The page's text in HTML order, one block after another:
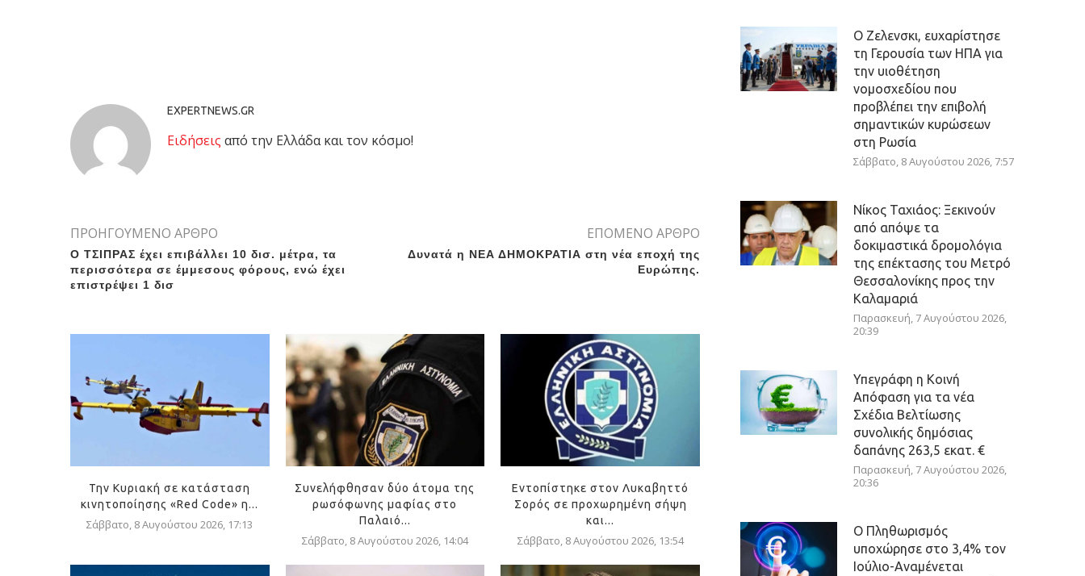
EXPERTNEWS.GR
Eιδήσεις από την Ελλάδα και τον κόσμο!
ΠΡΟΗΓΟΥΜΕΝΟ ΑΡΘΡΟ
Ο ΤΣΙΠΡΑΣ έχει επιβάλλει 10 δισ. μέτρα, τα
περισσότερα σε έμμεσους φόρους, ενώ έχει
επιστρέψει 1 δισ
ΕΠΟΜΕΝΟ ΑΡΘΡΟ
Δυνατά η ΝΕΑ ΔΗΜΟΚΡΑΤΙΑ στη νέα εποχή της
Ευρώπης.
Την Κυριακή σε κατάσταση
κινητοποίησης «Red Code» η...
Σάββατο, 8 Αυγούστου 2026, 17:13
Συνελήφθησαν δύο άτομα της
ρωσόφωνης μαφίας στο
Παλαιό...
Σάββατο, 8 Αυγούστου 2026, 14:04
Εντοπίστηκε στον Λυκαβηττό
Σορός σε προχωρημένη σήψη
και...
Σάββατο, 8 Αυγούστου 2026, 13:54
Ο Ζελενσκι, ευχαρίστησε
τη Γερουσία των ΗΠΑ για
την υιοθέτηση
νομοσχεδίου που
προβλέπει την επιβολή
σημαντικών κυρώσεων
στη Ρωσία
Σάββατο, 8 Αυγούστου 2026, 7:57
Νίκος Ταχιάος: Ξεκινούν
από απόψε τα
δοκιμαστικά δρομολόγια
της επέκτασης του Μετρό
Θεσσαλονίκης προς την
Καλαμαριά
Παρασκευή, 7 Αυγούστου 2026,
20:39
Υπεγράφη η Κοινή
Απόφαση για τα νέα
Σχέδια Βελτίωσης
συνολικής δημόσιας
δαπάνης 263,5 εκατ. €
Παρασκευή, 7 Αυγούστου 2026,
20:36
Ο Πληθωρισμός
υποχώρησε στο 3,4% τον
Ιούλιο-Αναμένεται